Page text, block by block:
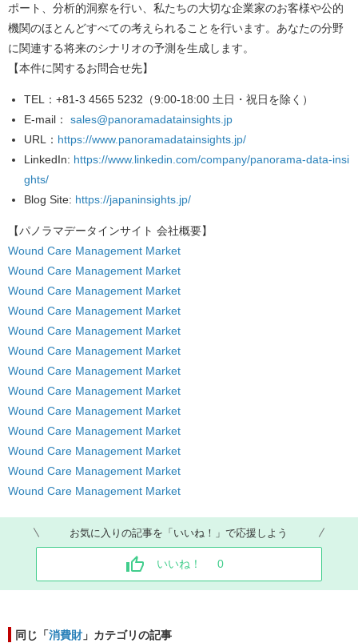
ポート、分析的洞察を行い、私たちの大切な企業家のお客様や公的
機関のほとんどすべての考えられることを行います。あなたの分野
に関連する将来のシナリオの予測を生成します。
【本件に関するお問合せ先】
TEL
：+81-3 4565 5232（9:00-18:00 土日・祝日を除く）
E-mail ： sales@panoramadatainsights.jp
URL
： https://www.panoramadatainsights.jp/
LinkedIn: https://www.linkedin.com/company/panorama-data-insi
ghts/
Blog Site: https://japaninsights.jp/
【パノラマデータインサイト 会社概要】
Wound Care Management Market
Wound Care Management Market
Wound Care Management Market
Wound Care Management Market
Wound Care Management Market
Wound Care Management Market
Wound Care Management Market
Wound Care Management Market
Wound Care Management Market
Wound Care Management Market
Wound Care Management Market
Wound Care Management Market
Wound Care Management Market
お気に入りの記事を「いいね！」で応援しよう
いいね！ 0
同じ「消費財 」カテゴリの記事